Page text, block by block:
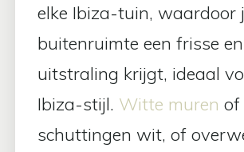
elke Ibiza-tuin, waardoor
buitenruimte een frisse
uitstraling krijgt, ideaal
Ibiza-stijl. Witte muren of
schuttingen wit, of